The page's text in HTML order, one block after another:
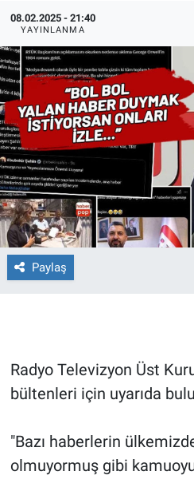
08.02.2025 - 21:40
YAYINLANMA
Paylaş
Radyo Televizyon Üst
bültenleri için uyarıda
"Bazı haberlerin
olmuyormuş gibi
Eğitim
Eğlence
Ekonomi
Forum
Gerçeğin İzinde
Gün Başlıyor
Gündem Özel